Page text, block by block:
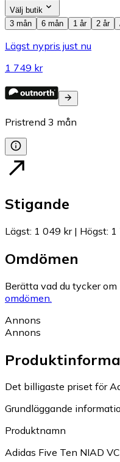
Välj butik
3 mån
6 mån 1 år 2 år
Lägst nypris just nu
1 749 kr
Pristrend 3 mån
Stigande
Lägst: 1 049 kr| Högst: 1
Omdömen
Berätta vad du tycker
omdömen.
Annons
Annons
Det billigaste priset för
Grundläggande
Produktnamn
Adidas Five Ten NIAD